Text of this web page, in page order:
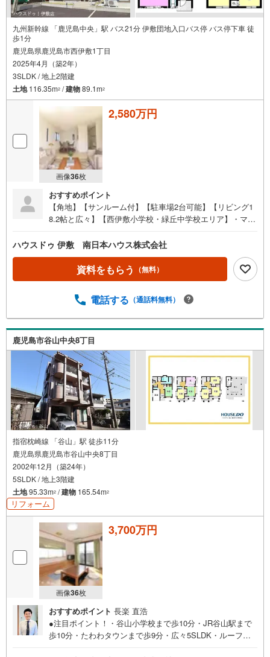
九州新幹線 「鹿児島中央」駅 バス21分 伊敷団地入口バス停 バス停下車 徒
歩1分
鹿児島県鹿児島市西伊敷1丁目
2025年4月（築2年）
3SLDK / 地上2階建
土地116.35m2 /建物89.1m2
画像36枚
2,580万円
おすすめポイント
【角地】【サンルーム付】【駐車場2台可能】【リビング1
8.2帖と広々】【西伊敷小学校・緑丘中学校エリア】・マツ
で約500m●イチ押しポイント●・地震に強い家（制震装置S
AFE365を搭載、耐力面材ダイライトなど）・角地で陽当た
り良好・駐車場2台可能・各居室収納あり・リビング階段●
周辺環境●・伊敷団地第一ちびっこ広場まで徒歩2分（約16
レブン鹿児島西伊敷3丁目店まで徒歩6分（約420m）・マツ
モトキヨシ 伊敷団地店まで徒歩6分（約440m）・鹿児島銀
行 西伊敷支店まで徒歩6分（約480m）・タイヨー 伊敷団地
店まで徒歩7分（約500m）・鹿児島西伊敷三郵便局 まで徒
歩9分（約670m）・伊敷団地中央公園まで徒歩10分（約79
0m） 住宅ローンのご相談も承ります！お気軽にご相談く
ださい
ハウスドゥ 伊敷 南日本ハウス株式会社
資料をもらう （無料）
電話する （通話料無料）
鹿児島市谷山中央8丁目
指宿枕崎線 「谷山」駅 徒歩11分
鹿児島県鹿児島市谷山中央8丁目
2002年12月（築24年）
5SLDK / 地上3階建
土地95.33m2 /建物 165.54m2
リフォーム
画像36枚
3,700万円
おすすめポイント 長楽 直浩
●注目ポイント！・谷山小学校まで歩10分・JR谷山駅まで
歩10分・たわわタウンまで歩9分・広々5SLDK・ルーフバ